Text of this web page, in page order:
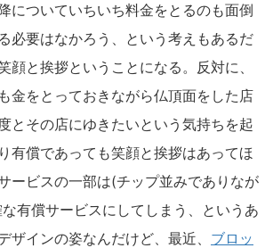
についていちいち料金をとるのも面倒
必要はなかろう、という考えもあるだ
顔と挨拶ということになる。反対に、
金をとっておきながら仏頂面をした店
とその店にゆきたいという気持ちを起
有償であっても笑顔と挨拶はあってほ
ービスの一部は(チップ並みでありなが
有償サービスにしてしまう、というあ
ザインの姿なんだけど、最近、 ブロッ